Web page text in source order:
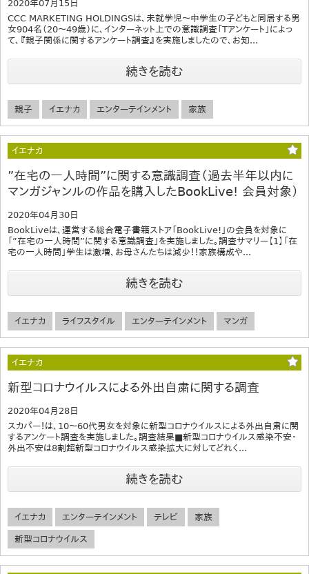
2020年07月15日
CCC MARKETING HOLDINGSは、未就学児～中学生の子どもと同居する男
女904名（20～49歳）に、インターネット上での意識調査「Tアンケート」によっ
て、『親子関係に関するアンケート調査』を実施しましたので、お知...
続きを読む
親子 イエナカ エンターテインメント 家族
イエナカ
”在宅の一人時間”に関する意識調査（過去半年以内に
マンガジャンルの作品を購入したBookLive! 会員対象）
2020年04月30日
BookLiveは、運営する総合電子書籍ストア「BookLive!」の会員を対象に
「”在宅の一人時間”に関する意識調査」を実施しました。調査サマリー【1】「在
宅の一人時間」学生は激増、お母さんたちは減少！！家族構成や...
続きを読む
イエナカ ライフスタイル エンターテインメント マンガ
イエナカ
新型コロナウイルスによる外出自粛に関する調査
2020年04月28日
スカパー！は、10～60代男女を対象に新型コロナウイルスによる外出自粛に関
するアンケート調査を実施しました。調査結果■新型コロナウイルス感染不安・
外出不安は8割超新型コロナウイルス感染拡大に対してどれく...
続きを読む
イエナカ エンターテインメント テレビ 家族
新型コロナウイルス